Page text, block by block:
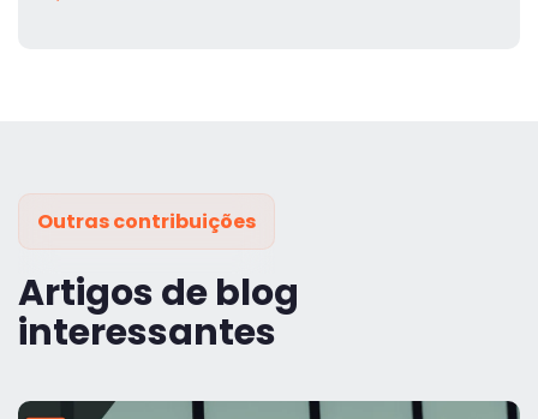
Outras contribuições
Artigos de blog
interessantes